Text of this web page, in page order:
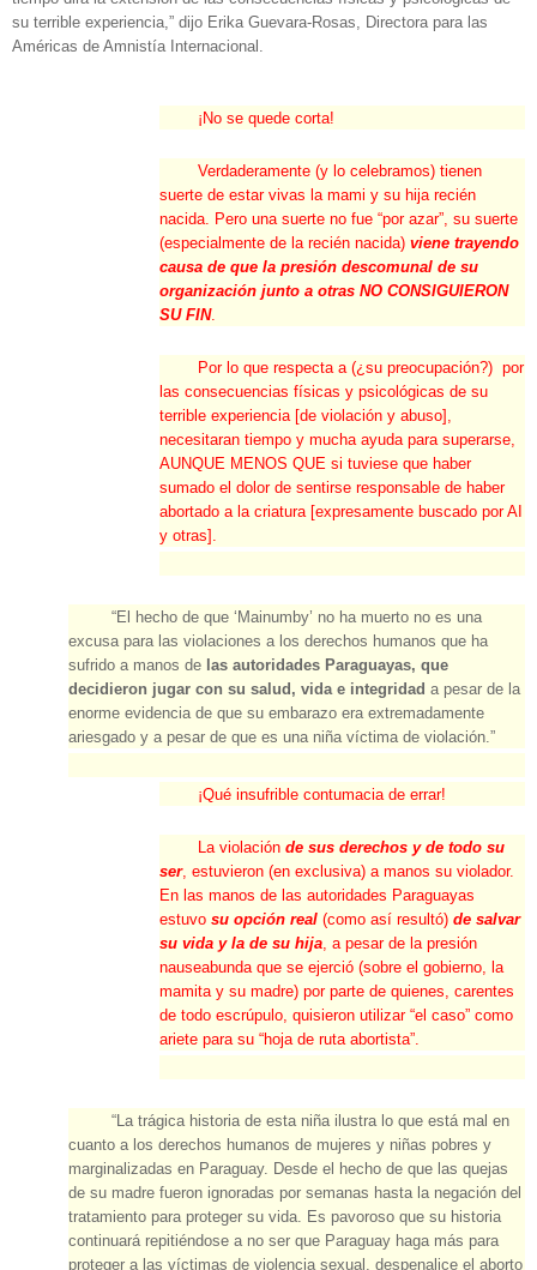
su terrible experiencia,” dijo Erika Guevara-Rosas, Directora para las
Américas de Amnistía Internacional.
¡No se quede corta!
Verdaderamente (y lo celebramos) tienen
suerte de estar vivas la mami y su hija recién
nacida. Pero una suerte no fue “por azar”, su suerte
(especialmente de la recién nacida) viene trayendo
causa de que la presión descomunal de su
organización junto a otras NO CONSIGUIERON
SU FIN.
Por lo que respecta a (¿su preocupación?) por
las consecuencias físicas y psicológicas de su
terrible experiencia [de violación y abuso],
necesitaran tiempo y mucha ayuda para superarse,
AUNQUE MENOS QUE si tuviese que haber
sumado el dolor de sentirse responsable de haber
abortado a la criatura [expresamente buscado por AI
y otras].
“El hecho de que ‘Mainumby’ no ha muerto no es una
excusa para las violaciones a los derechos humanos que ha
sufrido a manos de las autoridades Paraguayas, que
decidieron jugar con su salud, vida e integridad a pesar de la
enorme evidencia de que su embarazo era extremadamente
ariesgado y a pesar de que es una niña víctima de violación.”
¡Qué insufrible contumacia de errar!
La violación de sus derechos y de todo su
ser, estuvieron (en exclusiva) a manos su violador.
En las manos de las autoridades Paraguayas
estuvo su opción real(como así resultó) de salvar
su vida y la de su hija, a pesar de la presión
nauseabunda que se ejerció (sobre el gobierno, la
mamita y su madre) por parte de quienes, carentes
de todo escrúpulo, quisieron utilizar “el caso” como
ariete para su “hoja de ruta abortista”.
“La trágica historia de esta niña ilustra lo que está mal en
cuanto a los derechos humanos de mujeres y niñas pobres y
marginalizadas en Paraguay. Desde el hecho de que las quejas
de su madre fueron ignoradas por semanas hasta la negación del
tratamiento para proteger su vida. Es pavoroso que su historia
continuará repitiéndose a no ser que Paraguay haga más para
proteger a las víctimas de violencia sexual, despenalice el aborto